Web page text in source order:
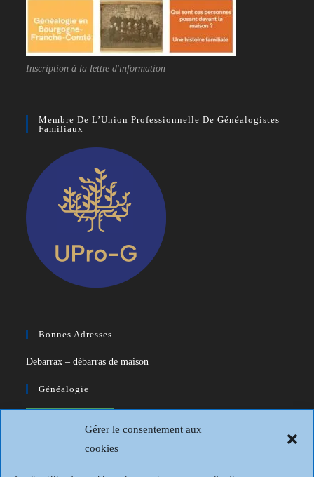
Gérer le consentement aux
cookies
Inscription à la lettre d'information
Membre De L’Union Professionnelle De Généalogistes
Familiaux
Bonnes Adresses
Debarrax – débarras de maison
Généalogie